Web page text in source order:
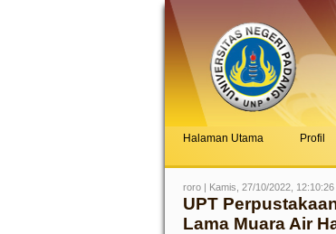
Halaman Utama Profil
roro | Kamis, 27/10/2022, 12:10:26
UPT
Lama Muara Air